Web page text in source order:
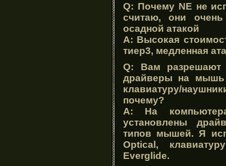
Q: Почему NE не
считаю, они
осадной атакой
A: Высокая
тиер3, медленная
Q: Вам разрешают
драйверы на
клавиатуру/
почему?
A: На
установлены
типов мышей. Я
Optical,
Everglide.